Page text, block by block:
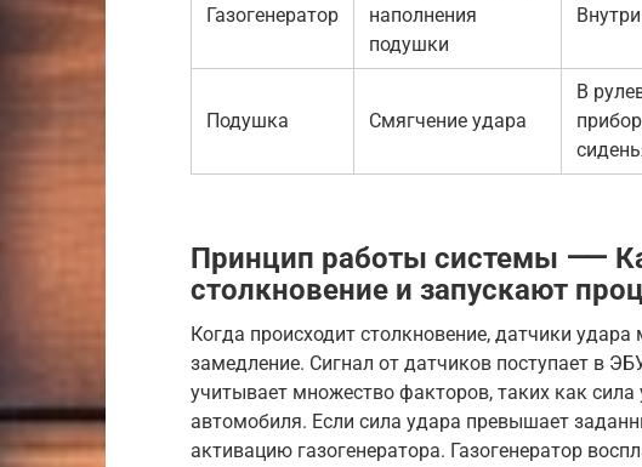
Газогенератор
наполнения
подушки
Подушка Смягчение удара
В
Принцип работы системы ⸺
столкновение и запускают
Когда происходит столкновение, датчики
замедление. Сигнал от датчиков поступает в
учитывает множество факторов, таких как сила
автомобиля. Если сила удара превышает
активацию газогенератора. Газогенератор